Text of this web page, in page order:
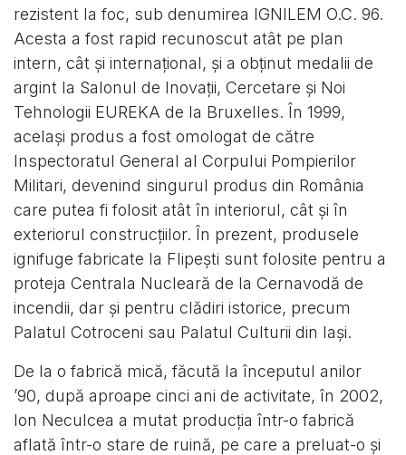
rezistent la foc, sub denumirea IGNILEM O.C. 96.
Acesta a fost rapid recunoscut atât pe plan
intern, cât şi internaţional, şi a obţinut medalii de
argint la Salonul de Inovaţii, Cercetare şi Noi
Tehnologii EUREKA de la Bruxelles. În 1999,
acelaşi produs a fost omologat de către
Inspectoratul General al Corpului Pompierilor
Militari, devenind singurul produs din România
care putea fi folosit atât în interiorul, cât şi în
exteriorul construcţiilor. În prezent, produsele
ignifuge fabricate la Flipeşti sunt folosite pentru a
proteja Centrala Nucleară de la Cernavodă de
incendii, dar şi pentru clădiri istorice, precum
Palatul Cotroceni sau Palatul Culturii din Iaşi.
De la o fabrică mică, făcută la începutul anilor
’90, după aproape cinci ani de activitate, în 2002,
Ion Neculcea a mutat producţia într-o fabrică
aflată într-o stare de ruină, pe care a preluat-o şi